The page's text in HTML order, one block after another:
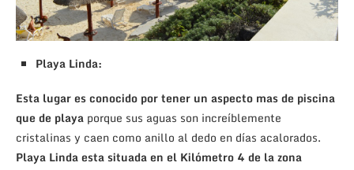
Playa Linda:
Esta lugar es conocido por tener un aspecto mas de piscina
que de playa porque sus aguas son increíblemente
cristalinas y caen como anillo al dedo en días acalorados.
Playa Linda esta situada en el Kilómetro 4 de la zona